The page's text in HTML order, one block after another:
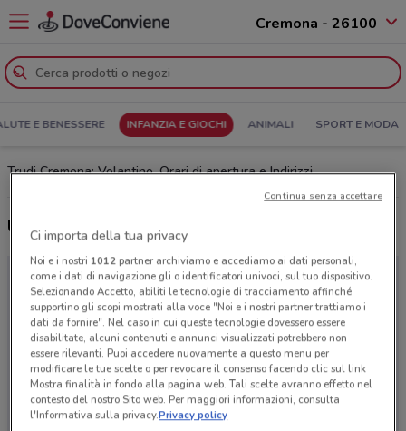
Cremona - 26100
E BENESSERE INFANZIA E GIOCHI ANIMALI SPORT E MODA
Trudi Cremona: Volantino, Orari di apertura e Indirizzi
Ultime offerte del volantino Trudi
Ci importa della tua privacy
Noi e i nostri 1012partner archiviamo e accediamo ai dati personali,
come i dati di navigazione gli o identificatori univoci, sul tuo dispositivo.
Selezionando Accetto, abiliti le tecnologie di tracciamento affinché
supportino gli scopi mostrati alla voce "Noi e i nostri partner trattiamo i
dati da fornire". Nel caso in cui queste tecnologie dovessero essere
disabilitate, alcuni contenuti e annunci visualizzati potrebbero non
essere rilevanti. Puoi accedere nuovamente a questo menu per
modificare le tue scelte o per revocare il consenso facendo clic sul link
Mostra finalità in fondo alla pagina web. Tali scelte avranno effetto nel
contesto del nostro Sito web. Per maggiori informazioni, consulta
l'Informativa sulla privacy.Privacy policy
Continua senza accettare